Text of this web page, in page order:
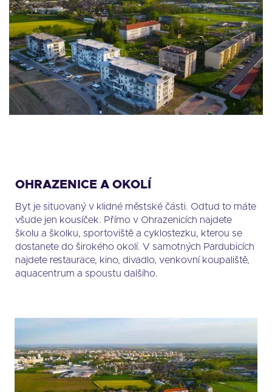
OHRAZENICE A OKOLÍ
Byt je situovaný v klidné městské části. Odtud to máte
všude jen kousíček. Přímo v Ohrazenicích najdete
školu a školku, sportoviště a cyklostezku, kterou se
dostanete do širokého okolí. V samotných Pardubicích
najdete restaurace, kino, divadlo, venkovní koupaliště,
aquacentrum a spoustu dalšího.